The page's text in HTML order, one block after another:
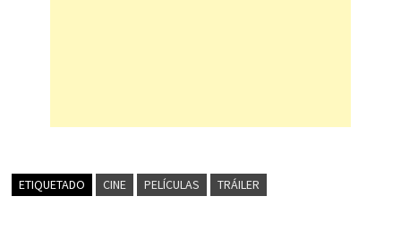
ETIQUETADO CINE PELÍCULAS TRÁILER